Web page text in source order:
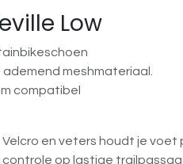
Low
meshmateriaal.
compatibel
en veters houdt je
op lastige